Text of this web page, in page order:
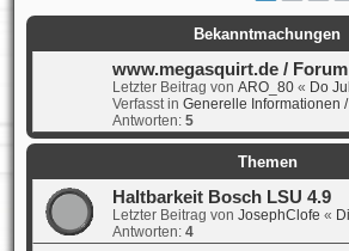
Bekanntmachungen
www.megasquirt.de /
Letzter Beitrag von ARO_80« Do
Verfasst in Generelle Informationen
Antworten: 5
Themen
Haltbarkeit Bosch LSU 4.9
Letzter Beitrag von JosephClofe «
Antworten: 4